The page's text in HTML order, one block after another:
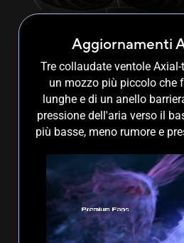
Aggiornamenti
Tre collaudate ventole
un mozzo più piccolo che
lunghe e di un anello
pressione dell'aria verso il
più basse, meno rumore e